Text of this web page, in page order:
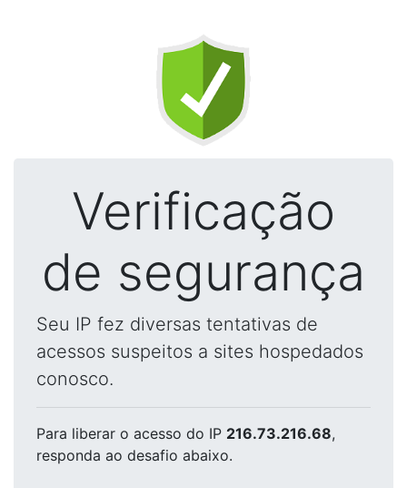
Verificação
de segurança
Seu IP fez diversas tentativas de
acessos suspeitos a sites hospedados
conosco.
Para liberar o acesso do IP 216.73.216.68,
responda ao desafio abaixo.